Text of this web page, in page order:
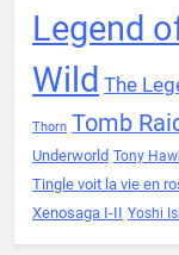
Legend
Wild The
Thorn Tomb
Underworld Tony
Tingle voit la vie en
Xenosaga I-II Yoshi